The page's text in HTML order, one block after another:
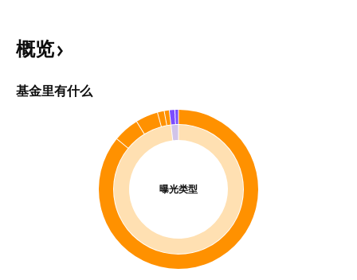
概览
基金里有什么
曝光类型